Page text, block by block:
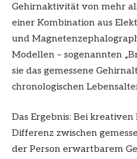
Gehirnaktivität von mehr
einer Kombination aus
und
Modellen – sogenannten
sie das gemessene
chronologischen
Das Ergebnis: Bei
Differenz zwischen
der Person erwartbarem